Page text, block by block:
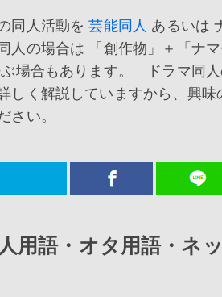
同人活動を芸能同人 あるいは
人の場合は 「創作物」＋「ナ
ぶ場合もあります。 ドラマ同
しく解説していますから、興味
さい。
用語・オタ用語・ネ